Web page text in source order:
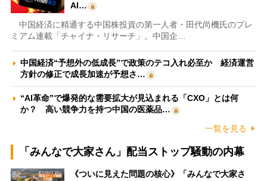
AI…
中国経済に精通する中国株投資の第一人者・田代尚機氏のプレ
ミアム連載「チャイナ・リサーチ」。中国企…
中国経済“予想外の低成長”で政策のテコ入れ必至か 経済運営
方針の修正で成長加速が予想さ…
“AI革命”で爆発的な需要拡大が見込まれる「CXO」とは何
か？ 高い競争力を持つ中国の医薬品…
一覧を見る
「みんなで大家さん」配当ストップ騒動の内幕
《ついに見えた問題の核心》「みんなで大家さ